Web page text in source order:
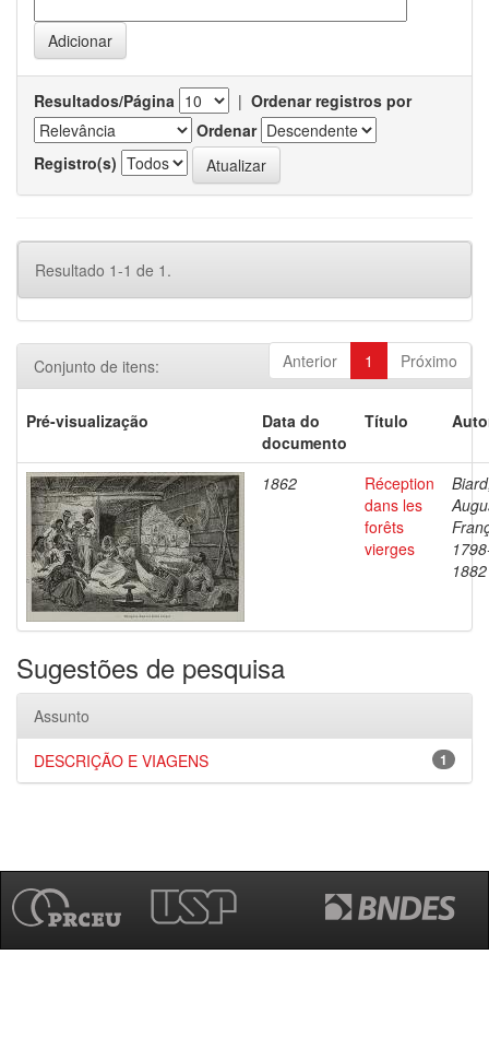
Resultados/Página | Ordenar registros por
Ordenar
Registro(s)
Resultado 1-1 de 1.
Anterior 1 Próximo
Conjunto de itens:
Pré-visualização
Data do
documento
Título
1862
Réception
dans les
forêts
vierges
1882
Sugestões de pesquisa
Assunto
1
DESCRIÇÃO E VIAGENS